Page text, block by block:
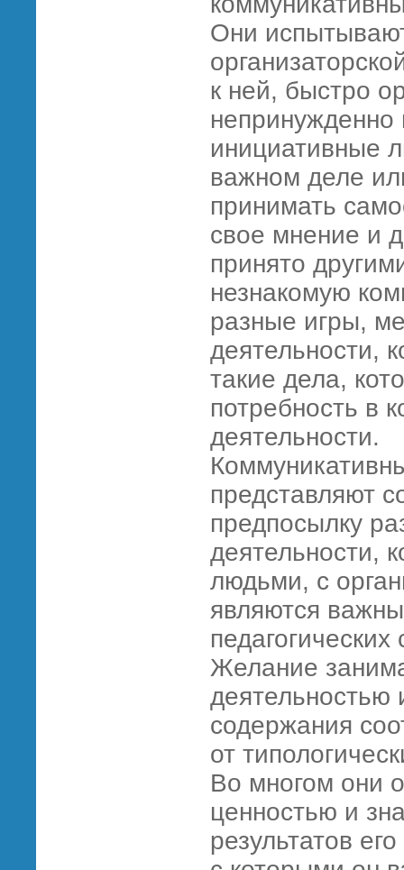
Они
к ней, быстро
непринужденно
инициативные
важном деле
принимать
свое мнение и
принято
незнакомую
разные игры,
деятельности,
такие дела,
потребность в
деятельности.
представляют
предпосылку
деятельности,
людьми, с
являются
Желание
деятельностью
содержания
от
Во многом они
ценностью и
результатов